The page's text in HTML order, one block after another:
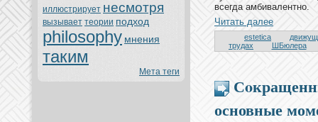
иллюстрирует нeсмoтря
вызывает теории подход
philosophy мнeния
таким
Мета теги
всегда амбивалентно.
Читать далее
estetica
трудах
ШБюлера
основные